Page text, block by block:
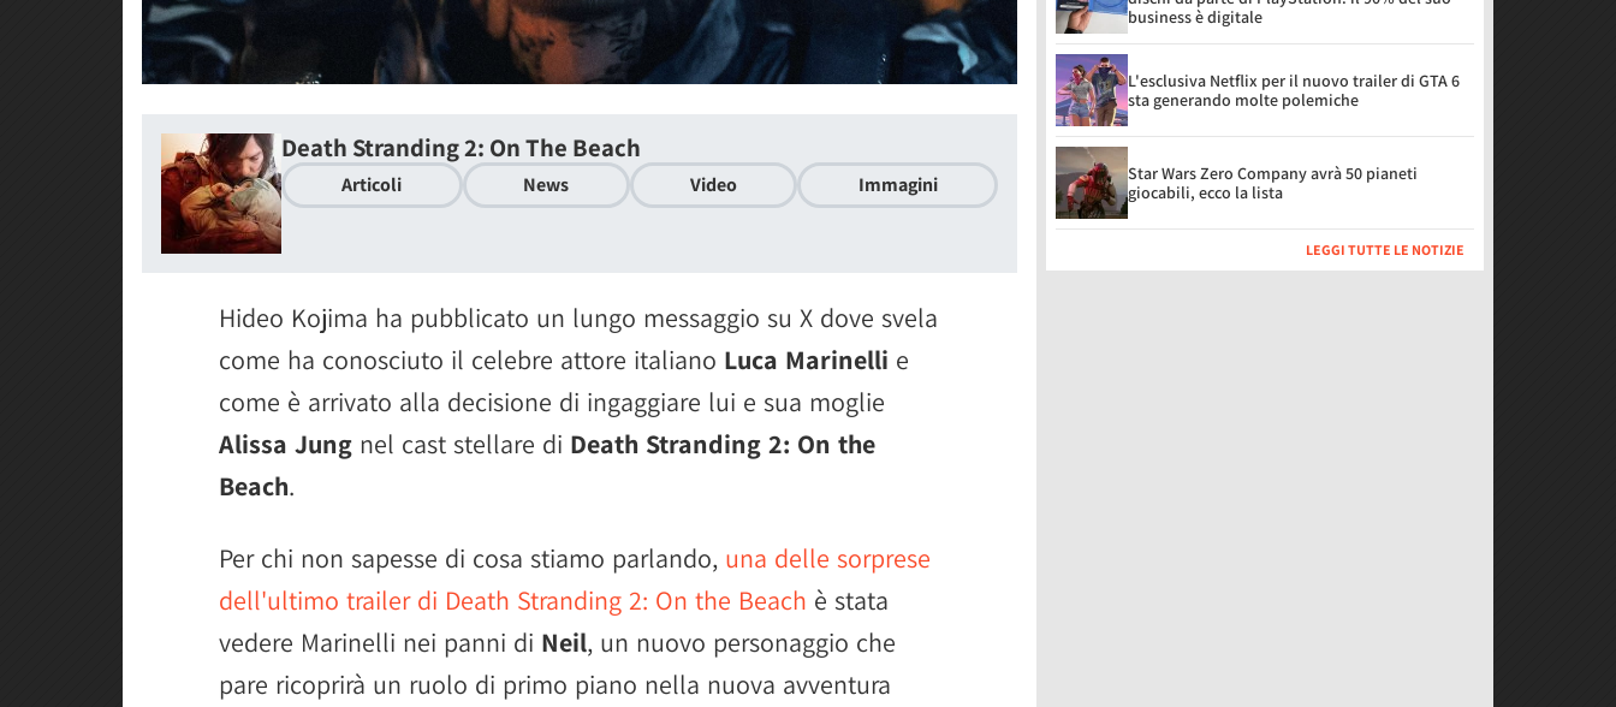
Death Stranding 2: On The Beach
Articoli News Video Immagini
Hideo Kojima ha pubblicato un lungo messaggio su X dove svela
come ha conosciuto il celebre attore italiano Luca Marinelli e
come è arrivato alla decisione di ingaggiare lui e sua moglie
Alissa Jung nel cast stellare di Death Stranding 2: On the
Beach.
Per chi non sapesse di cosa stiamo parlando, una delle sorprese
dell'ultimo trailer di Death Stranding 2: On the Beach è stata
vedere Marinelli nei panni di Neil, un nuovo personaggio che
pare ricoprirà un ruolo di primo piano nella nuova avventura
business è digitale
L'esclusiva Netflix per il nuovo trailer di GTA 6
sta generando molte polemiche
Star Wars Zero Company avrà 50 pianeti
giocabili, ecco la lista
LEGGI TUTTE LE NOTIZIE